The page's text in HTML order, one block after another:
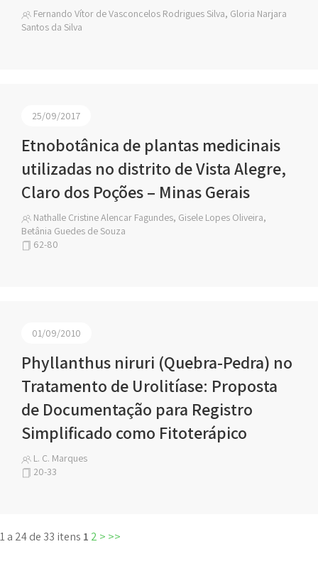
Fernando Vítor de Vasconcelos Rodrigues Silva, Gloria Narjara
Santos da Silva
25/09/2017
Etnobotânica de plantas medicinais
utilizadas no distrito de Vista Alegre,
Claro dos Poções – Minas Gerais
Nathalle Cristine Alencar Fagundes, Gisele Lopes Oliveira,
Betânia Guedes de Souza
62-80
01/09/2010
Phyllanthus niruri (Quebra-Pedra) no
Tratamento de Urolitíase: Proposta
de Documentação para Registro
Simplificado como Fitoterápico
L. C. Marques
20-33
1 a 24 de 33 itens 1 2 > >>